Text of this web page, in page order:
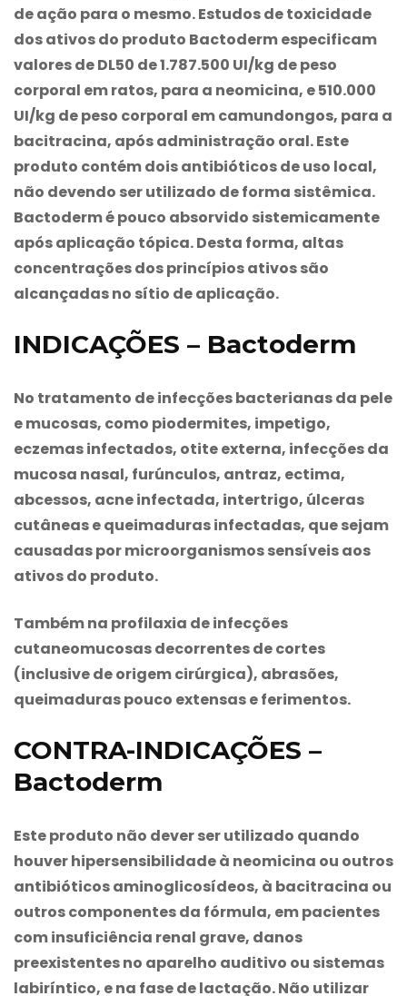
de ação para o mesmo. Estudos de toxicidade
dos ativos do produto Bactodermespecificam
valores de DL50 de 1.787.500 UI/kg de peso
corporal em ratos, para a neomicina, e 510.000
UI/kg de peso corporal em camundongos, para a
bacitracina, após administração oral. Este
produto contém dois antibióticos de uso local,
não devendo ser utilizado de forma sistêmica.
Bactodermé pouco absorvido sistemicamente
após aplicação tópica. Desta forma, altas
concentrações dos princípios ativos são
alcançadas no sítio de aplicação.
INDICAÇÕES – Bactoderm
No tratamento de infecções bacterianas da pele
e mucosas, como piodermites, impetigo,
eczemas infectados, otite externa, infecções da
mucosa nasal, furúnculos, antraz, ectima,
abcessos, acne infectada, intertrigo, úlceras
cutâneas e queimaduras infectadas, que sejam
causadas por microorganismos sensíveis aos
ativos do produto.
Também na profilaxia de infecções
cutaneomucosas decorrentes de cortes
(inclusive de origem cirúrgica), abrasões,
queimaduras pouco extensas e ferimentos.
CONTRA-INDICAÇÕES –
Bactoderm
Este produto não dever ser utilizado quando
houver hipersensibilidade à neomicina ou outros
antibióticos aminoglicosídeos, à bacitracina ou
outros componentes da fórmula, em pacientes
com insuficiência renal grave, danos
preexistentes no aparelho auditivo ou sistemas
labiríntico, e na fase de lactação. Não utilizar